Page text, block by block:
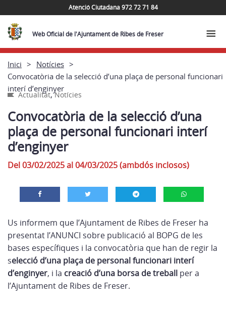
Atenció Ciutadana 972 72 71 84
Web Oficial de l'Ajuntament de Ribes de Freser
Inici
Notícies
Convocatòria de la selecció d’una plaça de personal funcionari
interí d’enginyer
Actualitat,Notícies
Convocatòria de la selecció d’una
plaça de personal funcionari interí
d’enginyer
Del 03/02/2025 al 04/03/2025 (ambdós inclosos)
Us informem que l’Ajuntament de Ribes de Freser ha
presentat l’ANUNCI sobre publicació al BOPG de les
bases específiques i la convocatòria que han de regir la
selecció d’una plaça de personal funcionari interí
d’enginyer, i la creació d’una borsa de treball per a
l’Ajuntament de Ribes de Freser.